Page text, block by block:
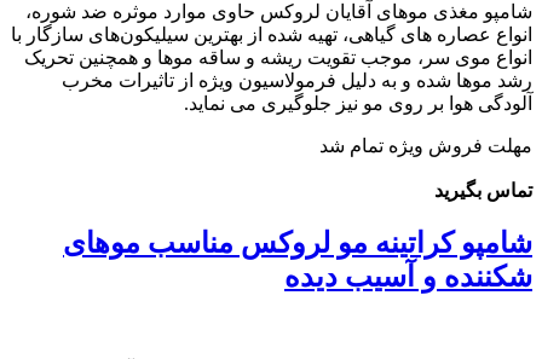
شامپو مغذی موهای آقایان لروکس حاوی موارد موثره ضد شوره،
انواع عصاره های گیاهی، تهیه شده از بهترین سیلیکون‌های سازگار با
انواع موی سر، موجب تقویت ریشه و ساقه موها و همچنین تحریک
رشد موها شده و به دلیل فرمولاسیون ویژه از تاثیرات مخرب
آلودگی هوا بر روی مو نیز جلوگیری می نماید.
مهلت فروش ویژه تمام شد
تماس بگیرید
شامپو کراتینه مو لروکس مناسب موهای
شکننده و آسیب دیده